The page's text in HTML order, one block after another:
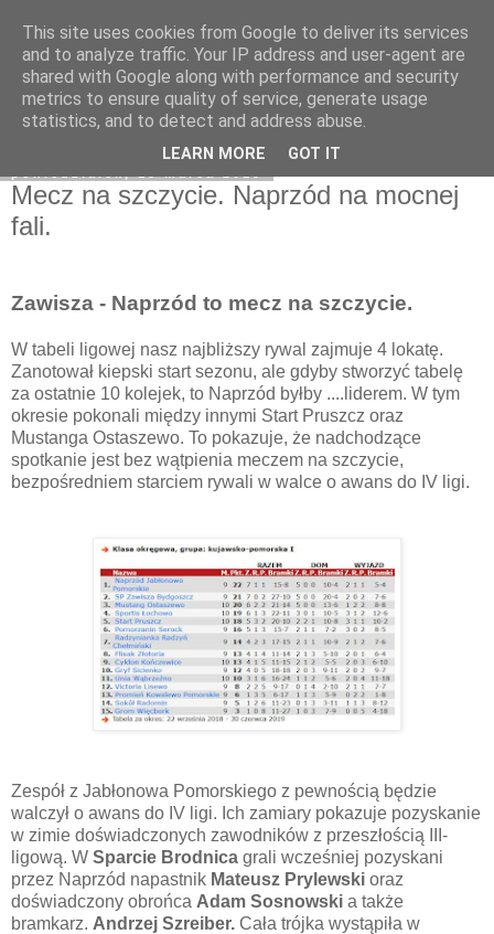
Zawisza1946.pl
Mecz na szczycie. Naprzód na mocnej
fali.
Zawisza - Naprzód to mecz na szczycie.
W tabeli ligowej nasz najbliższy rywal zajmuje 4 lokatę.
Zanotował kiepski start sezonu, ale gdyby stworzyć tabelę
za ostatnie 10 kolejek, to Naprzód byłby ....liderem. W tym
okresie pokonali między innymi Start Pruszcz oraz
Mustanga Ostaszewo. To pokazuje, że nadchodzące
spotkanie jest bez wątpienia meczem na szczycie,
bezpośredniem starciem rywali w walce o awans do IV ligi.
Zespół z Jabłonowa Pomorskiego z pewnością będzie
walczył o awans do IV ligi. Ich zamiary pokazuje pozyskanie
w zimie doświadczonych zawodników z przeszłością III-
ligową. W Sparcie Brodnica grali wcześniej pozyskani
przez Naprzód napastnik Mateusz Prylewski oraz
doświadczony obrońca Adam Sosnowski a także
bramkarz. Andrzej Szreiber. Cała trójka wystąpiła w
This site uses cookies from Google to deliver its services
and to analyze traffic. Your IP address and user-agent are
shared with Google along with performance and security
metrics to ensure quality of service, generate usage
statistics, and to detect and address abuse.
LEARN MORE GOT IT